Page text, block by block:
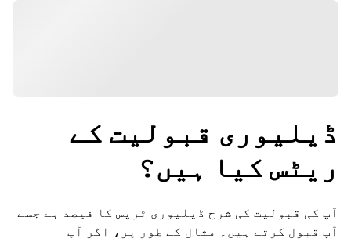
ڈیلیوری قبولیت کے
ریٹس کیا ہیں؟
آپ کی قبولیت کی شرح ڈیلیوری ٹرپس کا فیصد ہے جسے
آپ قبول کرتے ہیں۔ مثال کے طور پر، اگر آپ